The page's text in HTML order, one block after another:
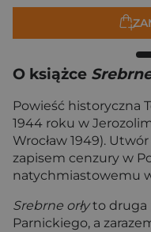
O książce
Powieść historyczna
1944 roku w
Wrocław 1949).
zapisem cenzury w
natychmiastowemu
Srebrne orłyto druga
Parnickiego, a